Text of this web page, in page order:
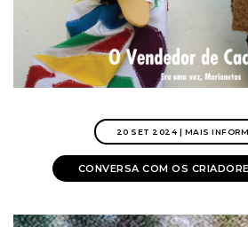
20 SET 2024 | MAIS
CONVERSA COM OS